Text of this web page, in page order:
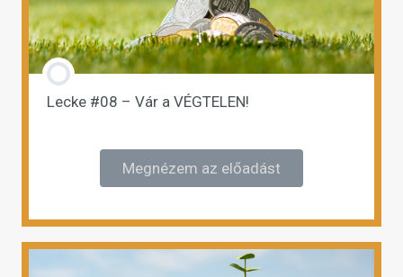
Lecke #08 – Vár a VÉGTELEN!
Megnézem az előadást